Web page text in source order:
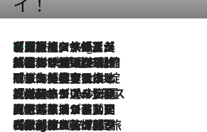
10 Hours Ago
【厳選旅コスメ】「多機能アイテムがメイン！」旅好き美容エディターが選んだ夏旅ベストコスメを発表【Mサイズジップ】
2026.8.6
「荷物が増えるほど旅ストレスは増す」美容ジャーナリストがたどり着いた最終結論。“化粧品を劇的に減らす”感動の凝縮美容とは
2026.8.6
「旅先には金髪ウィッグを持参」日本と同じメイクでは損してる!? 美容ジャーナリストが提案する“掟破りの旅美容”とは
2026.8.6
【厳選旅コスメ】「身軽さ＆UV対策重視！」ヘアアーティストshucoが選んだ夏旅ベストコスメを発表【Mサイズジップ】
2026.8.5
【厳選旅コスメ】国内をあちこち移動する河井菜摘が選んだ夏旅ベストコスメ発表！「リラックスアイテムはマスト」【Mサイズジップ】
2026.8.4
【厳選旅コスメ】「紫外線＆乾燥対策しながらメイク感も！」ヘア＆メイクGeorgeが選んだ夏旅ベストコスメを発表！【Mサイズジップ】